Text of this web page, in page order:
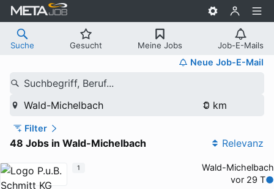
Suche Gesucht Meine Jobs Job-E-Mails
Neue Job-E-Mail
Suchbegriff, Beruf...
Wald-Michelbach
Filter
48 Jobs in Wald-Michelbach Relevanz
Wald-Michelbach
vor 29 T
1